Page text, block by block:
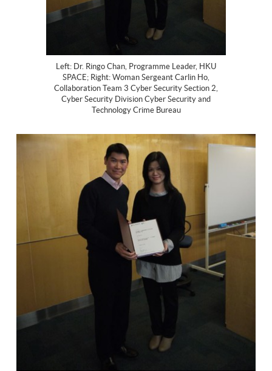
Left: Dr. Ringo Chan, Programme Leader, HKU
SPACE; Right: Woman Sergeant Carlin Ho,
Collaboration Team 3 Cyber Security Section 2,
Cyber Security Division Cyber Security and
Technology Crime Bureau